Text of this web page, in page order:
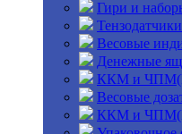
Гири и
Тензодатчики
Весовые
Денежные
ККМ и
Весовые
ККМ и